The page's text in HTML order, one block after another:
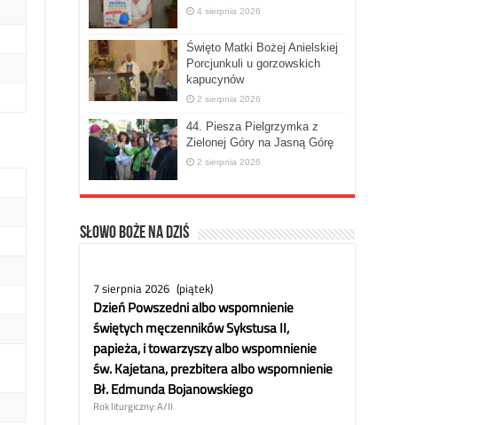
4 sierpnia 2026
Święto Matki Bożej Anielskiej
Porcjunkuli u gorzowskich
kapucynów
2 sierpnia 2026
44. Piesza Pielgrzymka z
Zielonej Góry na Jasną Górę
2 sierpnia 2026
Słowo Boże na dziś